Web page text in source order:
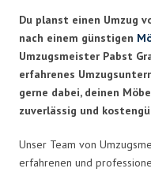
Du planst einen Umzug
nach einem günstigen
Umzugsmeister Pabst
erfahrenes
gerne dabei, deinen
zuverlässig und
Unser Team von
erfahrenen und